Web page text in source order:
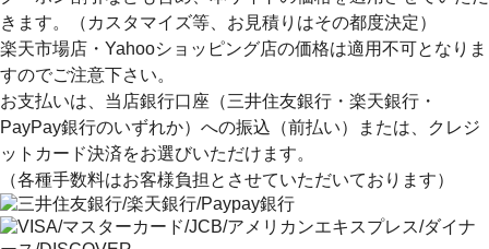
きます。（カスタマイズ等、お見積りはその都度決定）
楽天市場店・Yahooショッピング店の価格は適用不可となりま
すのでご注意下さい。
お支払いは、当店銀行口座（三井住友銀行・楽天銀行・
PayPay銀行のいずれか）への振込（前払い）または、クレジ
ットカード決済をお選びいただけます。
（各種手数料はお客様負担とさせていただいております）